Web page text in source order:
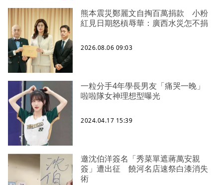
熊本震災鄭麗文自掏百萬捐款 小粉
紅見日期怒槓辱華：廣西水災怎不捐
2026.08.06 09:03
一粒分手4年學長男友「痛哭一晚」
啦啦隊女神理想型曝光
2024.04.17 15:39
邀沈伯洋簽名「秀菜單遮蔣萬安親
簽」遭出征 饒河名店速祭白漆消失
術